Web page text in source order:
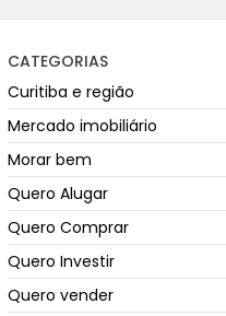
CATEGORIAS
Curitiba e região
Mercado imobiliário
Morar bem
Quero Alugar
Quero Comprar
Quero Investir
Quero vender